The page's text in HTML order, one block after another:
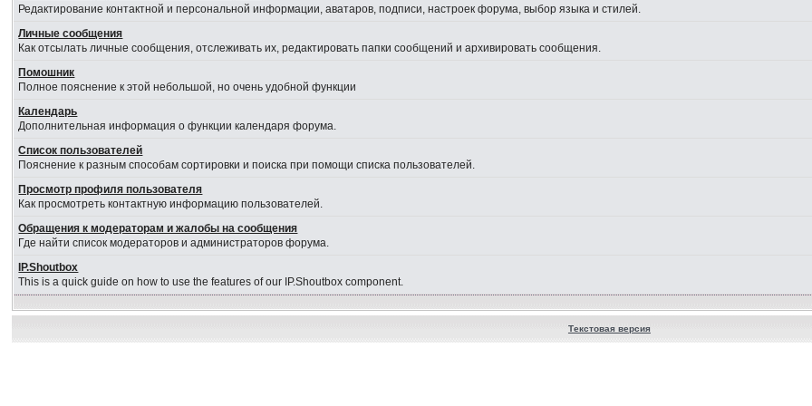
Редактирование контактной и персональной информации, аватаров, подписи, настроек форума, выбор языка и стилей.
Личные сообщения
Как отсылать личные сообщения, отслеживать их, редактировать папки сообщений и архивировать сообщения.
Помошник
Полное пояснение к этой небольшой, но очень удобной функции
Календарь
Дополнительная информация о функции календаря форума.
Список пользователей
Пояснение к разным способам сортировки и поиска при помощи списка пользователей.
Просмотр профиля пользователя
Как просмотреть контактную информацию пользователей.
Обращения к модераторам и жалобы на сообщения
Где найти список модераторов и администраторов форума.
IP.Shoutbox
This is a quick guide on how to use the features of our IP.Shoutbox component.
Текстовая версия